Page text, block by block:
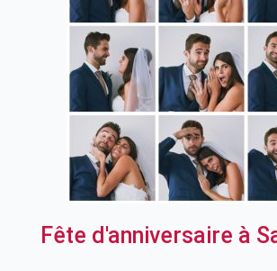
Fête d'anniversaire à